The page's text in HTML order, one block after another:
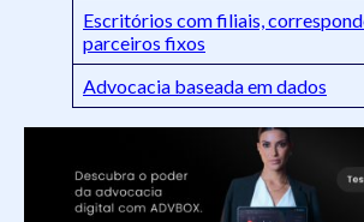
Escritórios com filiais,
parceiros fixos
Advocacia baseada em dados